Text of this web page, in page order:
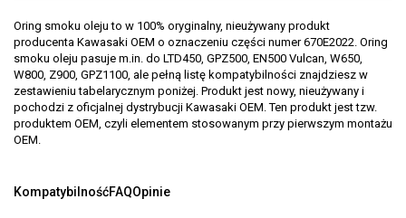
Oring smoku oleju to w 100% oryginalny, nieużywany produkt
producenta Kawasaki OEM o oznaczeniu części numer 670E2022. Oring
smoku oleju pasuje m.in. do LTD450, GPZ500, EN500 Vulcan, W650,
W800, Z900, GPZ1100, ale pełną listę kompatybilności znajdziesz w
zestawieniu tabelarycznym poniżej. Produkt jest nowy, nieużywany i
pochodzi z oficjalnej dystrybucji Kawasaki OEM. Ten produkt jest tzw.
produktem OEM, czyli elementem stosowanym przy pierwszym montażu
OEM.
KompatybilnośćFAQOpinie